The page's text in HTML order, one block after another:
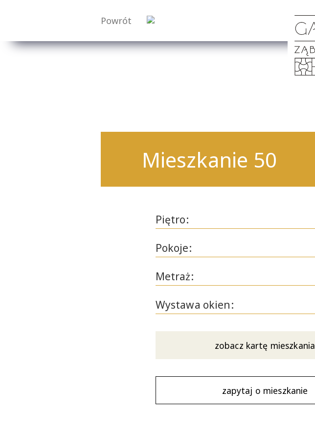
Powrót
Mieszkanie 50
Piętro:
Pokoje:
Metraż:
Wystawa okien:
zobacz kartę mieszkania
zapytaj o mieszkanie